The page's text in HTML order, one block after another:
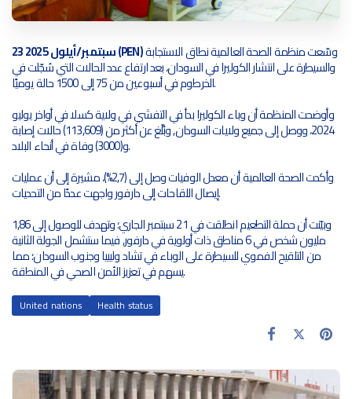
23 سبتمبر/أيلول 2025 (PEN)وسّعت منظمة الصحة العالمية نطاق الاستجابة
والسيطرة على انتشار الكوليرا في السودان، بعد ارتفاع عدد الحالات التي سُجّلت في
الخرطوم في أسبوعين من 75 إلى 1500 حالة يوميًا.
وأوضحت المنظمة أن وباء الكوليرا بدأ في التفشي في ولاية كسلا في أواخر يوليو
2024، ووصل إلى جميع ولايات السودان, وبُلّغ عن أكثر من (113,609) حالات إصابة
و(3000) وفاة في أنحاء البلاد.
وأكدت الصحة العالمية أن معدل الوفيات وصل إلى (2,7%)، مشيرة إلى أن عمليات
إيصال اللقاحات إلى دارفور واجهت عددًا من التحديات.
وبيّنت أن حملة التطعيم انطلقت في 21 سبتمبر الجاري؛ وتهدف للوصول إلى 1,86
مليون شخص في 6 مناطق ذات أولوية في دارفور, فيما ستشمل الجولة الثانية
من التلقيح الفموي للسيطرة على الوباء في تشاد وليبيا وجنوب السودان؛ مما
يسهم في تعزيز الأمن الصحي في المنطقة.
United nations Health status